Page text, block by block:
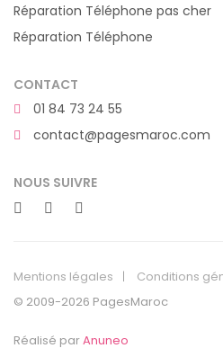
Réparation Téléphone pas cher
Réparation Téléphone
CONTACT
01 84 73 24 55
contact@pagesmaroc.com
NOUS SUIVRE
Mentions légales
Conditions
© 2009-2026 PagesMaroc
Réalisé parAnuneo